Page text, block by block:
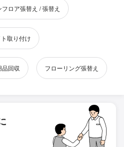
ロア張替え / 張替え
取り付け
品回収 フローリング張替え